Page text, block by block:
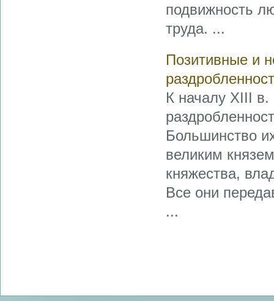
подвижность
труда. ...
Позитивные и
К началу XIII в.
Большинство
великим
княжества,
Все они
...